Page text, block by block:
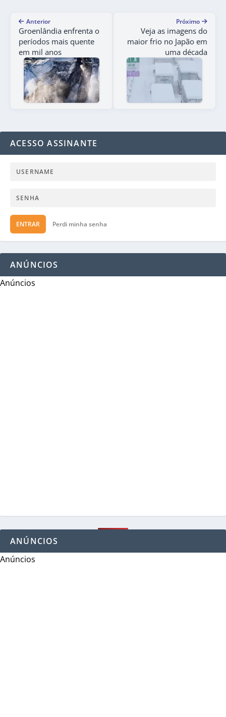
Anterior
Groenlândia enfrenta o
períodos mais quente
em mil anos
Próximo
Veja as imagens do
maior frio no Japão em
uma década
ACESSO ASSINANTE
ENTRAR Perdi minha senha
ANÚNCIOS
Anúncios
ANÚNCIOS
Anúncios